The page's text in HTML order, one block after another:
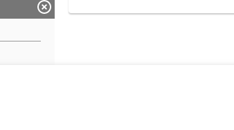
estado, apertura, visita,